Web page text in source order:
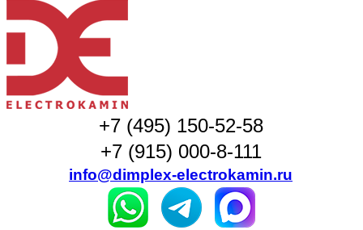
+7 (495) 150-52-58
+7 (915) 000-8-111
info@dimplex-electrokamin.ru